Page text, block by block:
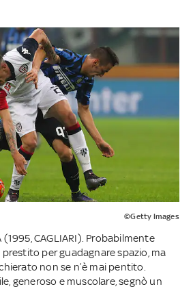
©Getty Images
(1995, CAGLIARI). Probabilmente
prestito per guadagnare spazio, ma
non se n’è mai pentito.
generoso e muscolare, segnò un